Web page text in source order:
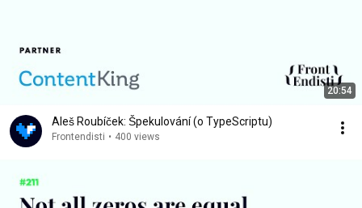
20:54
Aleš Roubíček: Špekulování (o TypeScriptu)
Frontendisti • 400 views